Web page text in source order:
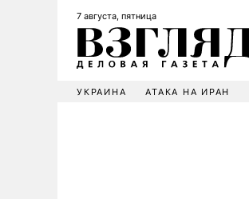
7 августа, пятница
УКРАИНА АТАКА НА ИРАН